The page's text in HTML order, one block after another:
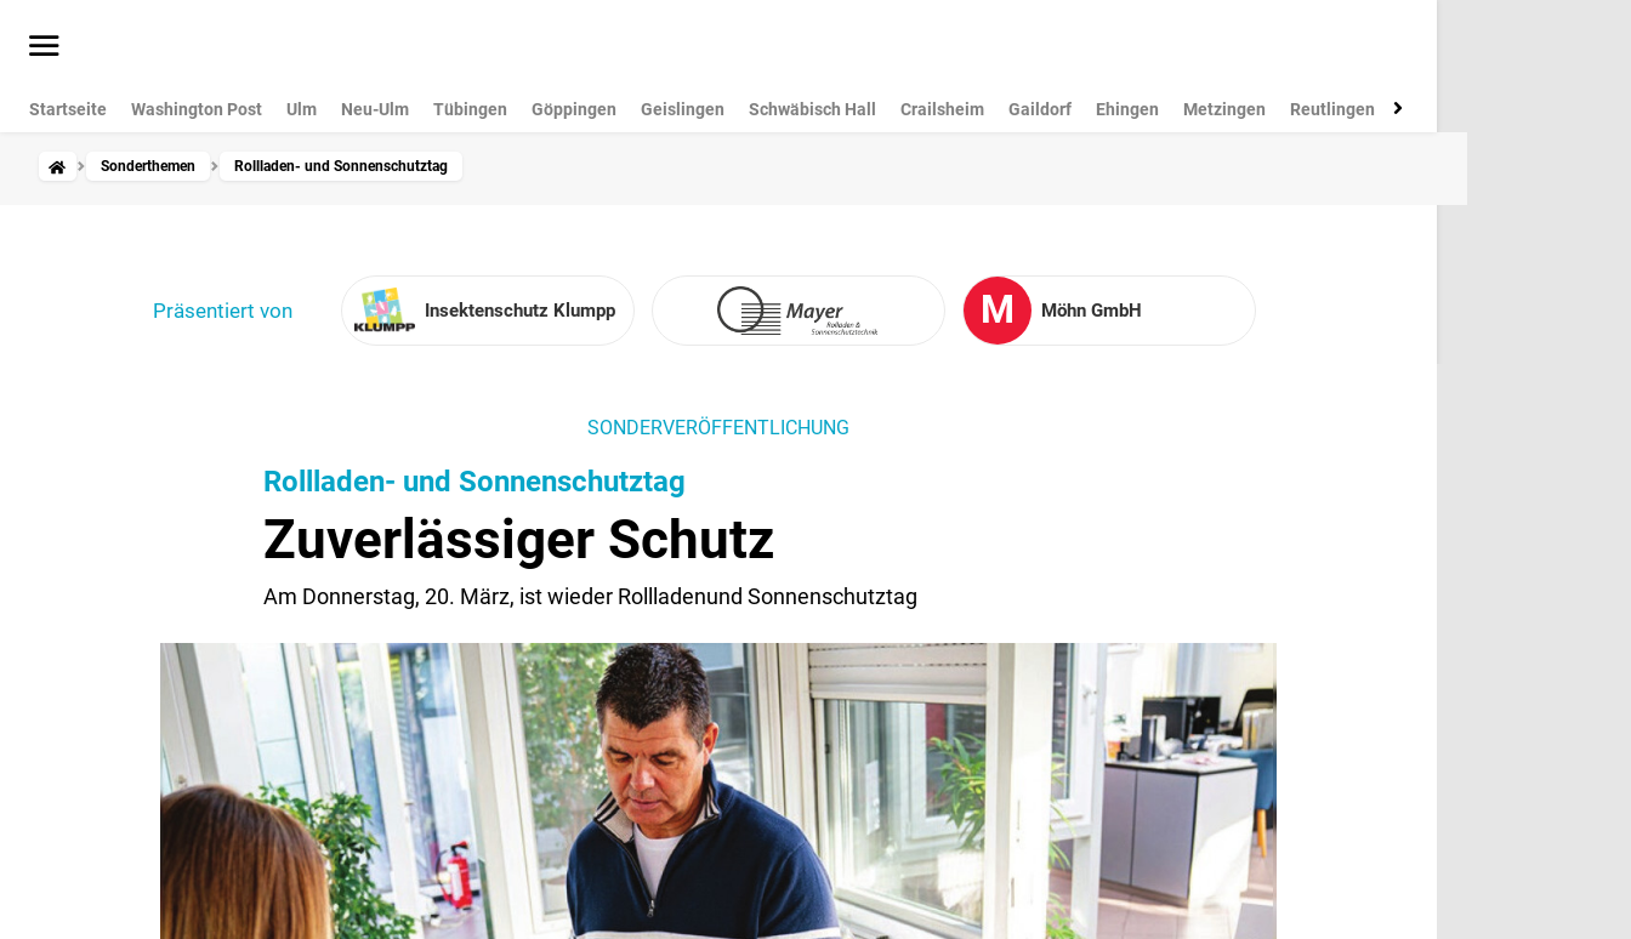
Startseite Washington Post Ulm Neu-Ulm Tübingen Göppingen Geislingen Schwäbisch Hall Crailsheim Gaildorf Ehingen Metzingen Reutlingen Münsingen
Sonderthemen Rollladen- und Sonnenschutztag
Präsentiert von Insek­ten­schutz Klumpp M Möhn GmbH
SONDERVERÖFFENTLICHUNG
Rollladen- und Sonnenschutztag
Zuverlässiger Schutz
Am Donnerstag, 20. März, ist wieder Rollladenund Sonnenschutztag